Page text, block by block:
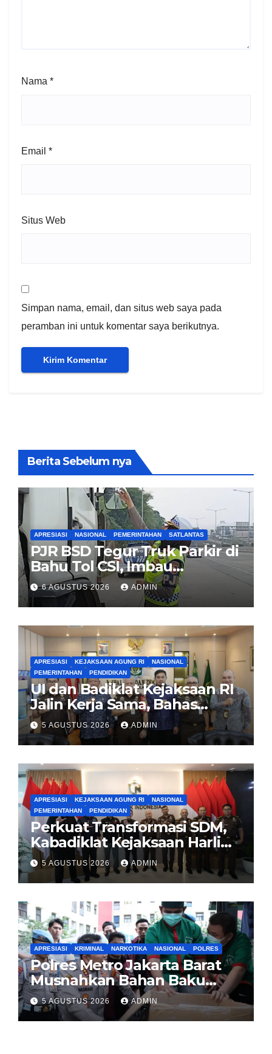
Nama *
Email *
Situs Web
Simpan nama, email, dan situs web saya pada
peramban ini untuk komentar saya berikutnya.
Berita Sebelum nya
APRESIASI NASIONAL PEMERINTAHAN SATLANTAS
PJR BSD Tegur Truk Parkir di
Bahu Tol CSI, Imbau
Pengendara Tertib
6 AGUSTUS 2026 ADMIN
APRESIASI KEJAKSAAN AGUNG RI
NASIONAL
PEMERINTAHAN
PENDIDIKAN
UI dan Badiklat Kejaksaan RI
Jalin Kerja Sama, Bahas
Pembentukan Pusat Studi
Kajian Kejaksaan
5 AGUSTUS 2026 ADMIN
APRESIASI KEJAKSAAN AGUNG RI
NASIONAL
PEMERINTAHAN
PENDIDIKAN
Perkuat Transformasi SDM,
Kabadiklat Kejaksaan Harli
Siregar Jalin Sinergi dengan
LAN RI
5 AGUSTUS 2026 ADMIN
APRESIASI KRIMINAL NARKOTIKA NASIONAL POLRES
Polres Metro Jakarta Barat
Musnahkan Bahan Baku
Narkotika 1,1 Ton
Carisoprodol, Selamatkan 3,5
Juta Jiwa
5 AGUSTUS 2026 ADMIN